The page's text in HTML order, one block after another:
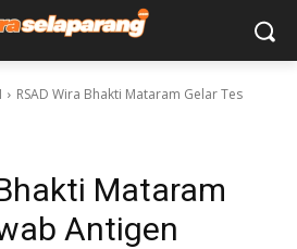
RSAD Wira Bhakti Mataram Gelar Tes
Mataram
Antigen